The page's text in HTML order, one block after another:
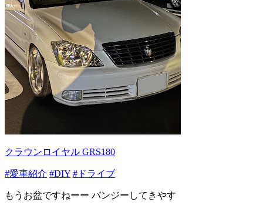
クラウンロイヤル GRS180
#愛車紹介 #DIY #ドライブ
もうお盆ですねーー バンジーしてきやす